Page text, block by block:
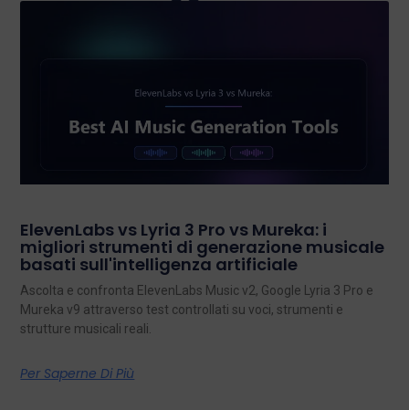
ElevenLabs vs Lyria 3 Pro vs Mureka: i
migliori strumenti di generazione musicale
basati sull'intelligenza artificiale
Ascolta e confronta ElevenLabs Music v2, Google Lyria 3 Pro e
Mureka v9 attraverso test controllati su voci, strumenti e
strutture musicali reali.
Per Saperne Di Più